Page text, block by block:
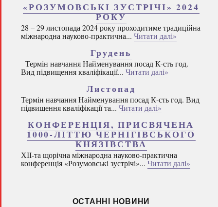
«РОЗУМОВСЬКІ ЗУСТРІЧІ» 2024
РОКУ
28 – 29 листопада 2024 року проходитиме традиційна
міжнародна науково-практична... Читати далі»
Грудень
Термін навчання Найменування посад К-сть год.
Вид підвищення кваліфікації... Читати далі»
Листопад
Термін навчання Найменування посад К-сть год. Вид
підвищення кваліфікації та... Читати далі»
КОНФЕРЕНЦІЯ, ПРИСВЯЧЕНА
1000-ЛІТТЮ ЧЕРНІГІВСЬКОГО
КНЯЗІВСТВА
ХІІ-та щорічна міжнародна науково-практична
конференція «Розумовські зустрічі»... Читати далі»
ОСТАННІ НОВИНИ